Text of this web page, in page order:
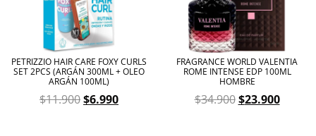
PETRIZZIO HAIR CARE FOXY CURLS
SET 2PCS (ARGÁN 300ML + OLEO
ARGÁN 100ML)
$11.900$6.990
FRAGRANCE WORLD VALENTIA
ROME INTENSE EDP 100ML
HOMBRE
$34.900 $23.900